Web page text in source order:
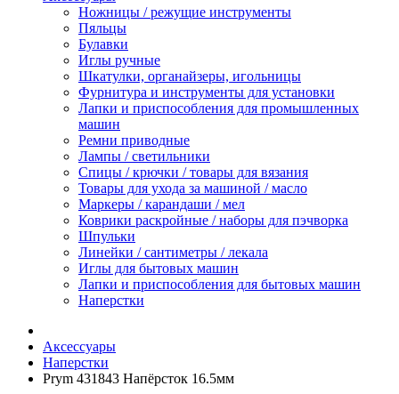
Ножницы / режущие инструменты
Пяльцы
Булавки
Иглы ручные
Шкатулки, органайзеры, игольницы
Фурнитура и инструменты для установки
Лапки и приспособления для промышленных
машин
Ремни приводные
Лампы / светильники
Спицы / крючки / товары для вязания
Товары для ухода за машиной / масло
Маркеры / карандаши / мел
Коврики раскройные / наборы для пэчворка
Шпульки
Линейки / сантиметры / лекала
Иглы для бытовых машин
Лапки и приспособления для бытовых машин
Наперстки
Аксессуары
Наперстки
Prym 431843 Напёрсток 16.5мм